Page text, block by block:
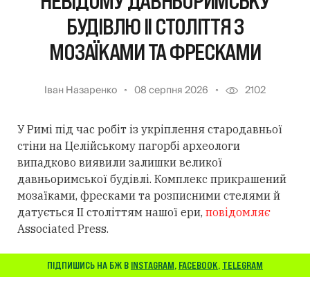
БУДІВЛЮ II СТОЛІТТЯ З
МОЗАЇКАМИ ТА ФРЕСКАМИ
Іван Назаренко 08 серпня 2026 2102
У Римі під час робіт із укріплення стародавньої
стіни на Целійському пагорбі археологи
випадково виявили залишки великої
давньоримської будівлі. Комплекс прикрашений
мозаїками, фресками та розписними стелями й
датується II століттям нашої ери, повідомляє
Associated Press.
ПІДПИШИСЬ НА БЖ В INSTAGRAM, FACEBOOK, TELEGRAM